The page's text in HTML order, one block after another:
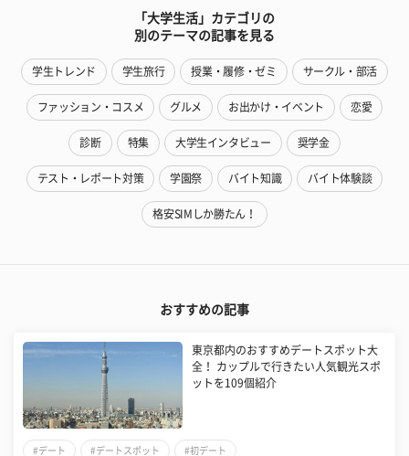
「大学生活」カテゴリの
別のテーマの記事を見る
学生トレンド 学生旅行 授業・履修・ゼミ サークル・部活
ファッション・コスメ グルメ お出かけ・イベント 恋愛
診断 特集 大学生インタビュー 奨学金
テスト・レポート対策 学園祭 バイト知識 バイト体験談
格安SIMしか勝たん！
おすすめの記事
東京都内のおすすめデートスポット大
全！ カップルで行きたい人気観光スポ
ットを109個紹介
#デート #デートスポット #初デート